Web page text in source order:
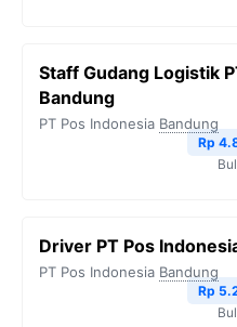
Staff Gudang Logistik
Bandung
PT Pos Indonesia Bandung
Rp
Driver PT Pos
PT Pos Indonesia Bandung
Rp